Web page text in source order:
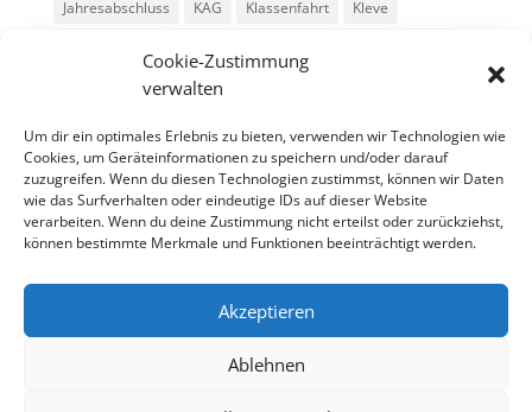
Cookie-Zustimmung
verwalten
Um dir ein optimales Erlebnis zu bieten, verwenden wir Technologien wie
Cookies, um Geräteinformationen zu speichern und/oder darauf
zuzugreifen. Wenn du diesen Technologien zustimmst, können wir Daten
wie das Surfverhalten oder eindeutige IDs auf dieser Website
verarbeiten. Wenn du deine Zustimmung nicht erteilst oder zurückziehst,
können bestimmte Merkmale und Funktionen beeinträchtigt werden.
Akzeptieren
Ablehnen
Jahresabschluss
KAG Klassenfahrt
Kleve
Musik
Sport
Stadtradeln SV
Tag der offenen Tür
Theater
USA Weihnachten WPU Xanten